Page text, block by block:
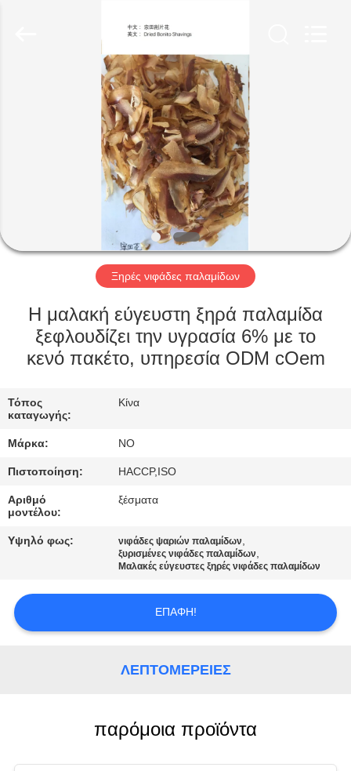
ΠΡΟΪΌΝΤΑ
ΜΕ
ΕΜΆΣ
ΕΠΙΣΚΈΨΕΙΣ
ΣΤΟ
ΕΡΓΟΣΤΆΣΙΟ
ΈΛΕΓΧΟΣ
ΠΟΙΌΤΗΤΑΣ
ΕΠΙΚΟΙΝΩΝΉΣΤΕ
ΜΑΖΊ
ΜΑΣ
ΥΠΟΘΈΣΕΙΣ
ΠΡΟΣΦΟΡΆ
Ξηρές νιφάδες παλαμίδων
Η μαλακή εύγευστη ξηρά παλαμίδα
ξεφλουδίζει την υγρασία 6% με το
κενό πακέτο, υπηρεσία ODM cOem
Τόπος
καταγωγής:
Κίνα
Μάρκα: NO
Πιστοποίηση: HACCP,ISO
Αριθμό
μοντέλου:
ξέσματα
Υψηλό φως: νιφάδες ψαριών παλαμίδων,
ξυρισμένες νιφάδες παλαμίδων,
Μαλακές εύγευστες ξηρές νιφάδες παλαμίδων
ΕΠΑΦΉ!
ΛΕΠΤΟΜΈΡΕΙΕΣ
παρόμοια προϊόντα